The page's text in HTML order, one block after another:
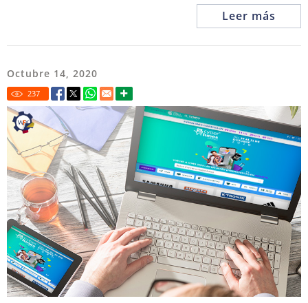
Leer más
Octubre 14, 2020
237